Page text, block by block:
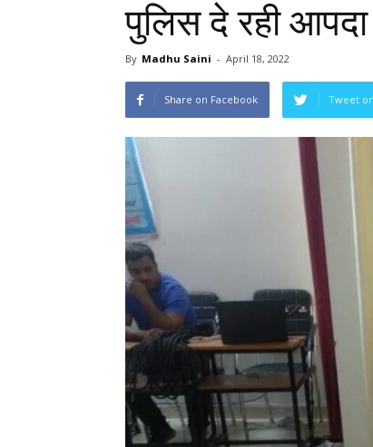
पुलिस दे रही
By Madhu Saini - April 18, 2022
Share on Facebook Tweet